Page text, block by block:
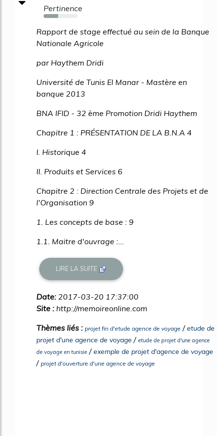
Pertinence
43%
Rapport de stage effectué au sein de la Banque
Nationale Agricole
par Haythem Dridi
Université de Tunis El Manar - Mastère en
banque 2013
BNA IFID - 32 ème Promotion Dridi Haythem
Chapitre 1 : PRÉSENTATION DE LA B.N.A 4
I. Historique 4
II. Produits et Services 6
Chapitre 2 : Direction Centrale des Projets et de
l'Organisation 9
1. Les concepts de base : 9
1.1. Maitre d'ouvrage :...
LIRE LA SUITE
Date: 2017-03-20 17:37:00
Site : http://memoireonline.com
Thèmes liés : projet fin d'etude agence de voyage /etude de
projet d'une agence de voyage / etude de projet d'une agence
de voyage en tunisie /exemple de projet d'agence de voyage
/ projet d'ouverture d'une agence de voyage